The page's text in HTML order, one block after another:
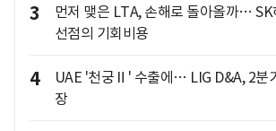
3
먼저 맺은 LTA, 손해로 돌아올까…
선점의 기회비용
4
UAE '천궁Ⅱ' 수출에… LIG D&A, 2분
장